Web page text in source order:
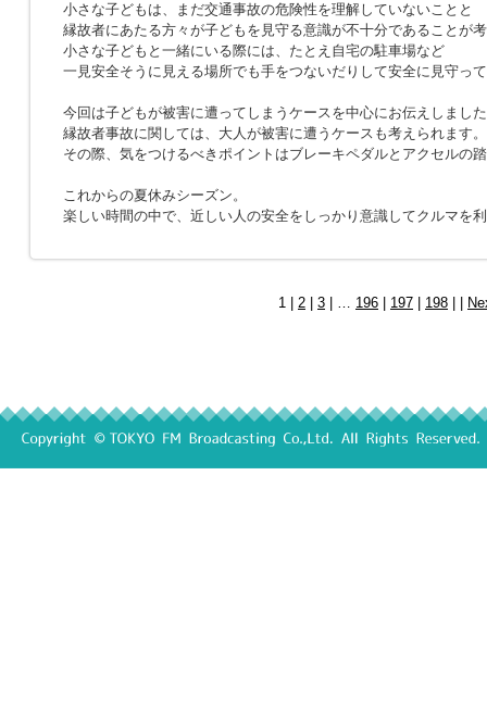
小さな子どもは、まだ交通事故の危険性を理解していないことと
縁故者にあたる方々が子どもを見守る意識が不十分であることが
小さな子どもと一緒にいる際には、たとえ自宅の駐車場など
一見安全そうに見える場所でも手をつないだりして安全に見守っ
今回は子どもが被害に遭ってしまうケースを中心にお伝えしまし
縁故者事故に関しては、大人が被害に遭うケースも考えられます。
その際、気をつけるべきポイントはブレーキペダルとアクセルの
これからの夏休みシーズン。
楽しい時間の中で、近しい人の安全をしっかり意識してクルマを
1 | 2 3 | … 196 197 198